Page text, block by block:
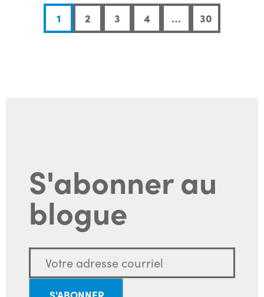
1 2 3 4 … 30
S'abonner au
blogue